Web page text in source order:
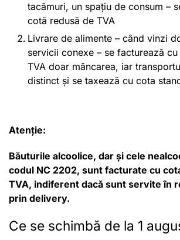
tacâmuri, un spațiu de consum –
cotă redusă de TVA
Livrare de alimente – când vinzi
servicii conexe – se facturează
TVA doar mâncarea, iar
distinct și se taxează cu cota
Atenție:
Băuturile alcoolice, dar și cele
codul NC 2202, sunt facturate cu
TVA, indiferent dacă sunt servite în
prin delivery.
Ce se schimbă de la 1